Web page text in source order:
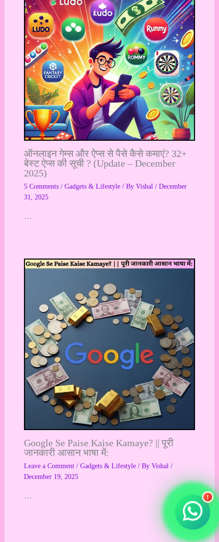
ऑनलाइन गेम्स और ऐप्स से पैसे कैसे कमाएं? 32+
बेस्ट ऐप्स की सूची ? (Update – December
2025)
5 Comments / Gadgets & Lifestyle/ By Vishal / December
31, 2025
…
Google Se Paise Kaise Kamaye? || पूरी
जानकारी आसान भाषा में:
Leave a Comment / Gadgets & Lifestyle/ By Vishal /
December 19, 2025
… !